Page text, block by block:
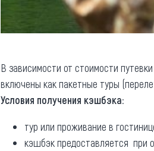
В зависимости от стоимости
включены как пакетные туры
Условия получения кэшбэка:
тур или проживание в
кэшбэк предоставляется при